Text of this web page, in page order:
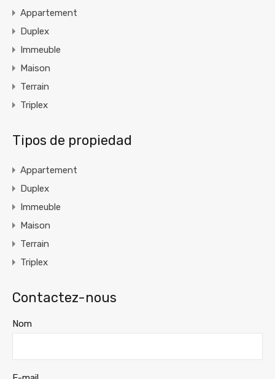
Appartement
Duplex
Immeuble
Maison
Terrain
Triplex
Tipos de propiedad
Appartement
Duplex
Immeuble
Maison
Terrain
Triplex
Contactez-nous
Nom